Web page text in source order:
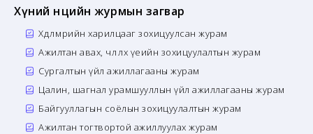
Хүний нөөцийн журмын загвар
Хөдөлмөрийн харилцааг зохицуулсан журам
Ажилтан авах, чөлөөлөх үеийн зохицуулалтын журам
Сургалтын үйл ажиллагааны журам
Цалин, шагнал урамшууллын үйл ажиллагааны журам
Байгууллагын соёлын зохицуулалтын журам
Ажилтан тогтвортой ажиллуулах журам